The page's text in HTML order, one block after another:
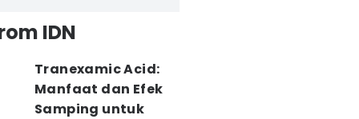
IDN
Tranexamic Acid:
Manfaat dan Efek
Samping untuk